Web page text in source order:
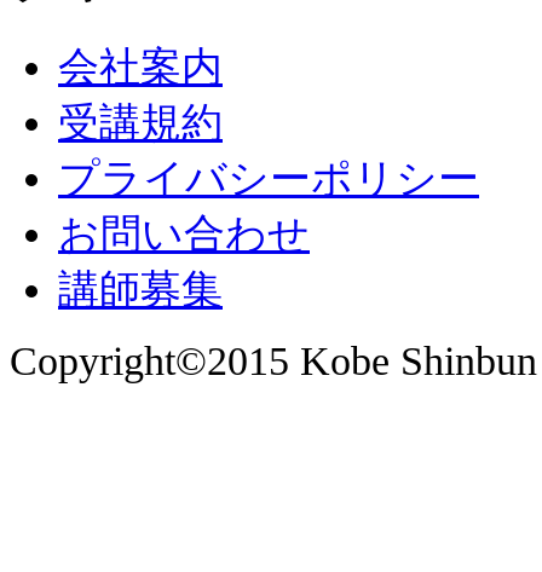
会社案内
受講規約
プライバシーポリシー
お問い合わせ
講師募集
Copyright©2015 Kobe